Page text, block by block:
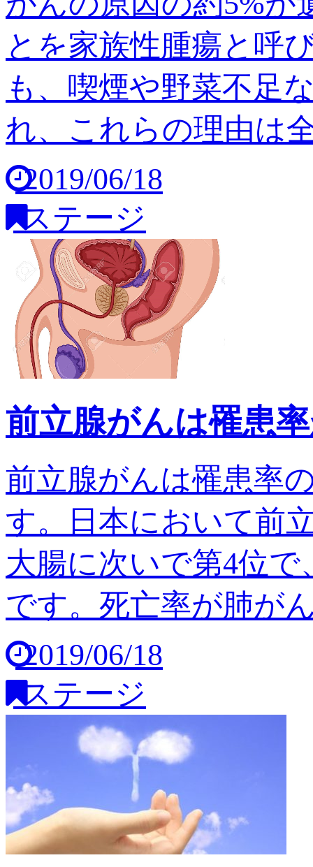
とを家族性腫瘍と呼
も、喫煙や野菜不足
れ、これらの理由は
2019/06/18
ステージ
前立腺がんは罹患
前立腺がんは罹患率
す。日本において前
大腸に次いで第4位で
です。死亡率が肺が
2019/06/18
ステージ